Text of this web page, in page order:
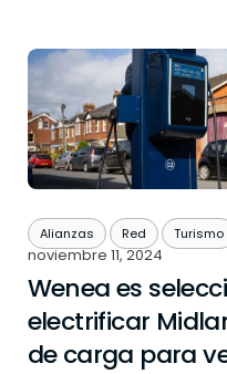
Alianzas Red Turismo
noviembre 11, 2024
Wenea es
electrificar
de carga para